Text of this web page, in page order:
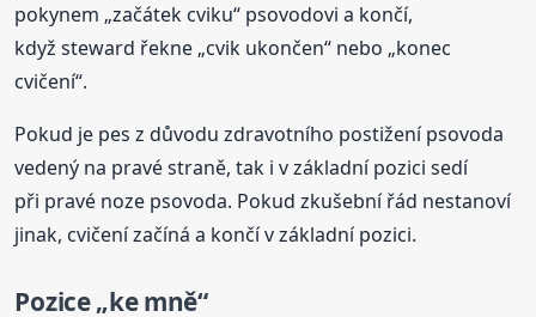
pokynem „začátek cviku“ psovodovi a končí,
když steward řekne „cvik ukončen“ nebo „konec
cvičení“.
Pokud je pes z důvodu zdravotního postižení psovoda
vedený na pravé straně, tak i v základní pozici sedí
při pravé noze psovoda. Pokud zkušební řád nestanoví
jinak, cvičení začíná a končí v základní pozici.
Pozice „ke mně“